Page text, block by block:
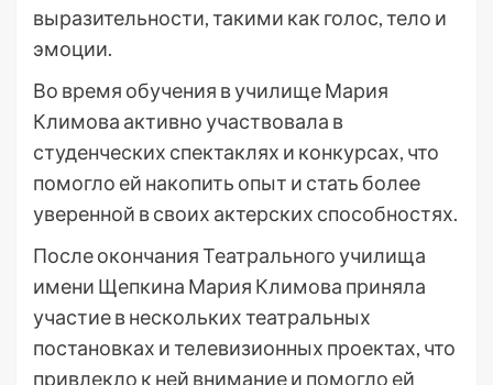
выразительности, такими как голос, тело и
эмоции.
Во время обучения в училище Мария
Климова активно участвовала в
студенческих спектаклях и конкурсах, что
помогло ей накопить опыт и стать более
уверенной в своих актерских способностях.
После окончания Театрального училища
имени Щепкина Мария Климова приняла
участие в нескольких театральных
постановках и телевизионных проектах, что
привлекло к ней внимание и помогло ей